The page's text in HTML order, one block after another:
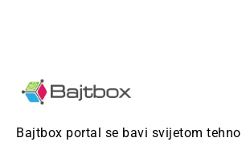
Bajtbox portal se bavi svijetom